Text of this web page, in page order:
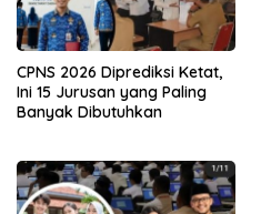
CPNS 2026 Diprediksi Ketat,
Ini 15 Jurusan yang Paling
Banyak Dibutuhkan